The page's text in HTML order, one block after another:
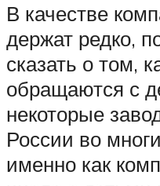
В качестве
держат редко,
сказать о том,
обращаются с
некоторые
России во
именно как